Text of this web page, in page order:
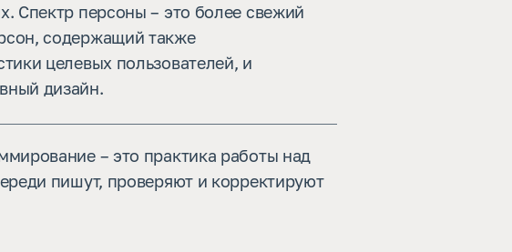
Спектр персоны – это более свежий
содержащий также
целевых пользователей, и
дизайн.
– это практика работы над
пишут, проверяют и корректируют